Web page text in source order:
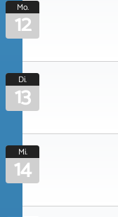
Mo.
12
Di.
13
Mi.
14